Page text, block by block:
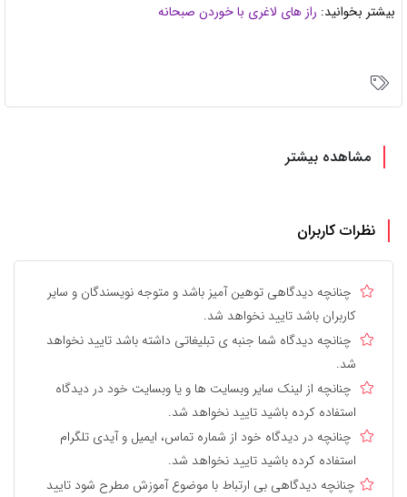
بیشتر بخوانید: راز های لاغری با خوردن صبحانه
مشاهده بیشتر
نظرات کاربران
چنانچه دیدگاهی توهین آمیز باشد و متوجه نویسندگان و سایر
کاربران باشد تایید نخواهد شد.
چنانچه دیدگاه شما جنبه ی تبلیغاتی داشته باشد تایید نخواهد
شد.
چنانچه از لینک سایر وبسایت ها و یا وبسایت خود در دیدگاه
استفاده کرده باشید تایید نخواهد شد.
چنانچه در دیدگاه خود از شماره تماس، ایمیل و آیدی تلگرام
استفاده کرده باشید تایید نخواهد شد.
چنانچه دیدگاهی بی ارتباط با موضوع آموزش مطرح شود تایید